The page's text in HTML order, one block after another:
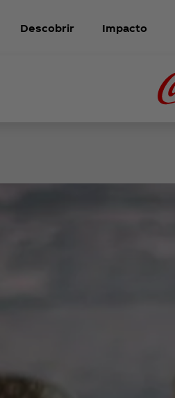
Descobrir Impacto